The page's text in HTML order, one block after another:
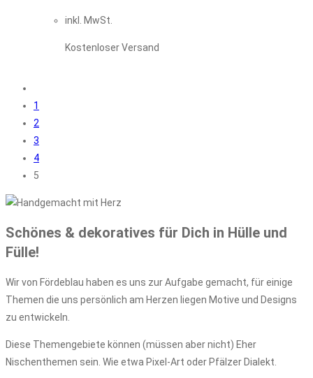
inkl. MwSt.
Kostenloser Versand
1
2
3
4
5
Schönes & dekoratives für Dich in Hülle und
Fülle!
Wir von Fördeblau haben es uns zur Aufgabe gemacht, für einige
Themen die uns persönlich am Herzen liegen Motive und Designs
zu entwickeln.
Diese Themengebiete können (müssen aber nicht) Eher
Nischenthemen sein. Wie etwa Pixel-Art oder Pfälzer Dialekt.